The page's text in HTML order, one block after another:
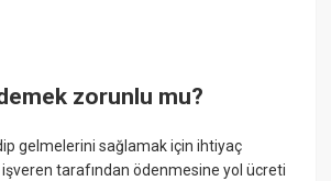
zorunlu mu?
gelmelerini sağlamak için ihtiyaç
tarafından ödenmesine yol ücreti